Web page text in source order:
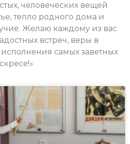
человеческих вещей
тепло родного дома и
Желаю каждому из вас
встреч, веры в
самых заветных